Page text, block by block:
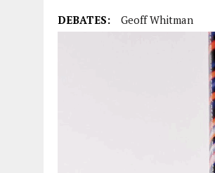
DEBATES: Geoff Whitman